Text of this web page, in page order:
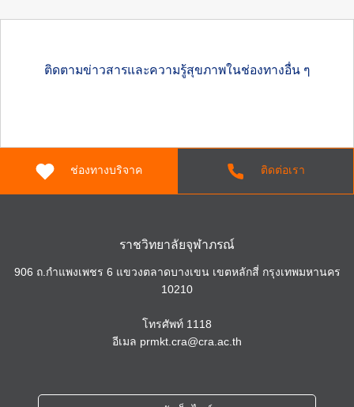
ติดตามข่าวสารและความรู้สุขภาพในช่องทางอื่น ๆ
ช่องทางบริจาค ติดต่อเรา
ราชวิทยาลัยจุฬาภรณ์
906 ถ.กำแพงเพชร 6 แขวงตลาดบางเขน เขตหลักสี่ กรุงเทพมหานคร
10210
โทรศัพท์ 1118
อีเมล prmkt.cra@cra.ac.th